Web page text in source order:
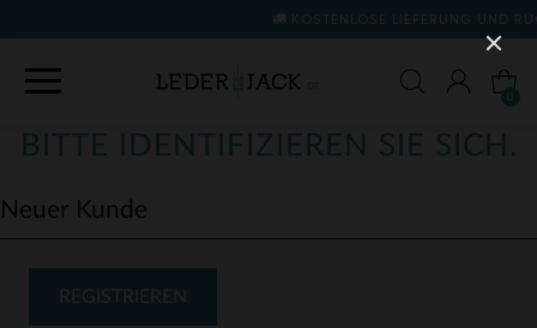
KOSTENLOSE LIEFERUNG UND RÜCKGABE (siehe
BITTE IDENTIFIZIEREN SIE SICH.
Neuer Kunde
REGISTRIEREN